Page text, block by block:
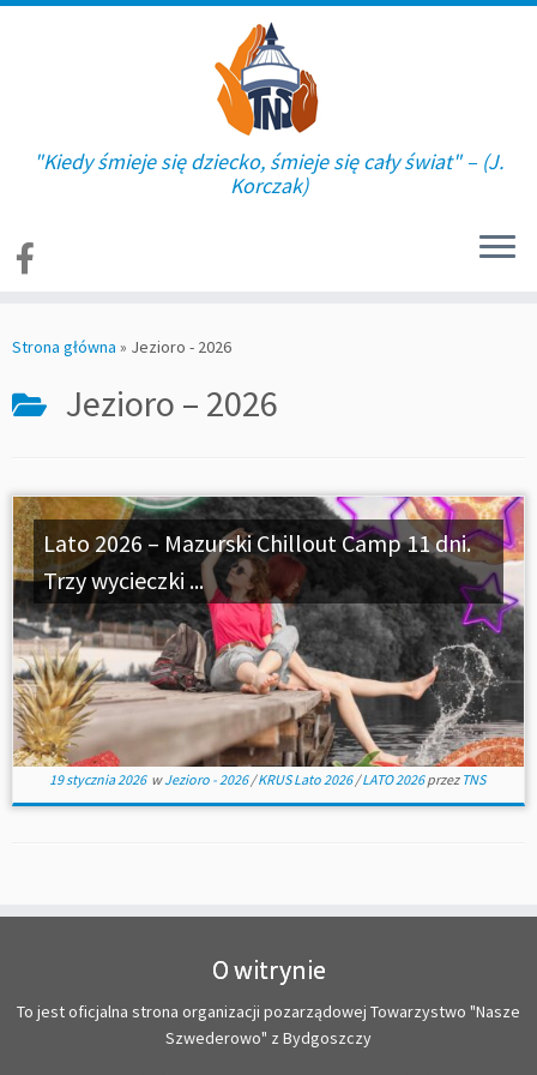
to
"Kiedy śmieje się dziecko, śmieje się cały świat" – (J.
Korczak)
Strona główna » Jezioro - 2026
Jezioro – 2026
Lato 2026 – Mazurski Chillout Camp 11 dni.
Trzy wycieczki ...
19 stycznia 2026wJezioro - 2026/KRUS Lato 2026/LATO 2026przez TNS
O witrynie
To jest oficjalna strona organizacji pozarządowej Towarzystwo "Nasze
Szwederowo" z Bydgoszczy